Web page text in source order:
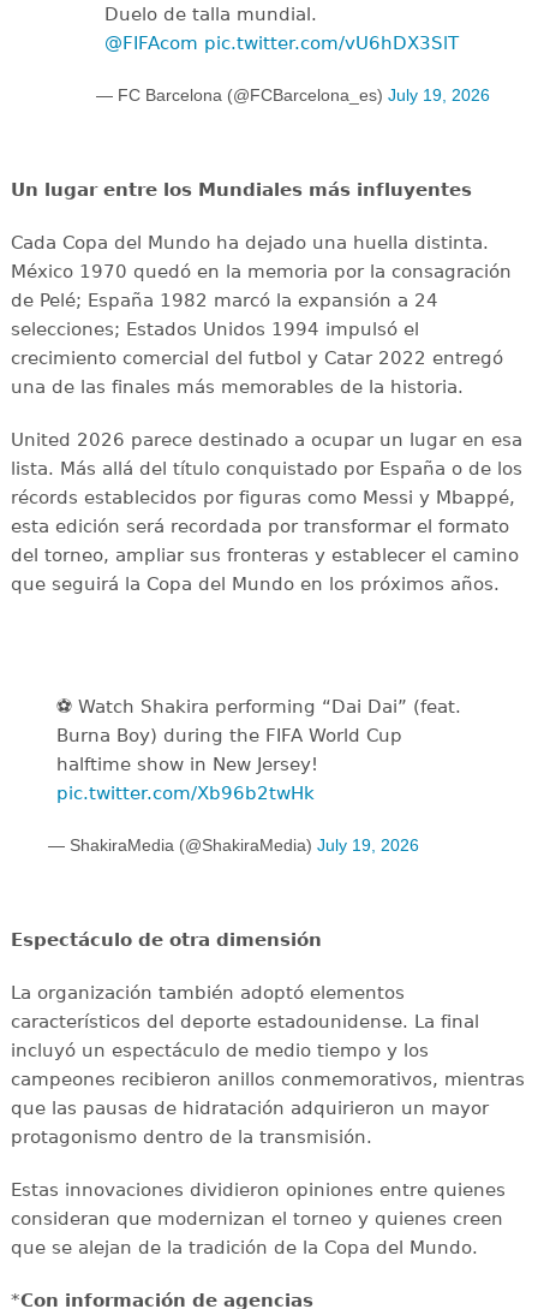
Duelo de talla mundial.
@FIFAcom pic.twitter.com/vU6hDX3SlT
— FC Barcelona (@FCBarcelona_es) July 19, 2026
Un lugar entre los Mundiales más influyentes
Cada Copa del Mundo ha dejado una huella distinta.
México 1970 quedó en la memoria por la consagración
de Pelé; España 1982 marcó la expansión a 24
selecciones; Estados Unidos 1994 impulsó el
crecimiento comercial del futbol y Catar 2022 entregó
una de las finales más memorables de la historia.
United 2026 parece destinado a ocupar un lugar en esa
lista. Más allá del título conquistado por España o de los
récords establecidos por figuras como Messi y Mbappé,
esta edición será recordada por transformar el formato
del torneo, ampliar sus fronteras y establecer el camino
que seguirá la Copa del Mundo en los próximos años.
⚽️️ Watch Shakira performing “Dai Dai” (feat.
Burna Boy) during the FIFA World Cup
halftime show in New Jersey!
pic.twitter.com/Xb96b2twHk
— ShakiraMedia (@ShakiraMedia) July 19, 2026
Espectáculo de otra dimensión
La organización también adoptó elementos
característicos del deporte estadounidense. La final
incluyó un espectáculo de medio tiempo y los
campeones recibieron anillos conmemorativos, mientras
que las pausas de hidratación adquirieron un mayor
protagonismo dentro de la transmisión.
Estas innovaciones dividieron opiniones entre quienes
consideran que modernizan el torneo y quienes creen
que se alejan de la tradición de la Copa del Mundo.
*Con información de agencias